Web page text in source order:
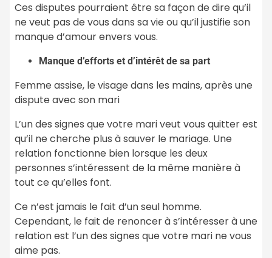
Ces disputes pourraient être sa façon de dire qu’il
ne veut pas de vous dans sa vie ou qu’il justifie son
manque d’amour envers vous.
Manque d’efforts et d’intérêt de sa part
Femme assise, le visage dans les mains, après une
dispute avec son mari
L’un des signes que votre mari veut vous quitter est
qu’il ne cherche plus à sauver le mariage. Une
relation fonctionne bien lorsque les deux
personnes s’intéressent de la même manière à
tout ce qu’elles font.
Ce n’est jamais le fait d’un seul homme.
Cependant, le fait de renoncer à s’intéresser à une
relation est l’un des signes que votre mari ne vous
aime pas.